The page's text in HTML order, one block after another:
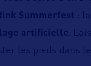
Summerfest :
artificielle.
les pieds dans